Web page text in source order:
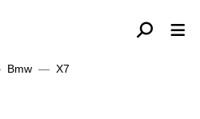
Bmw X7